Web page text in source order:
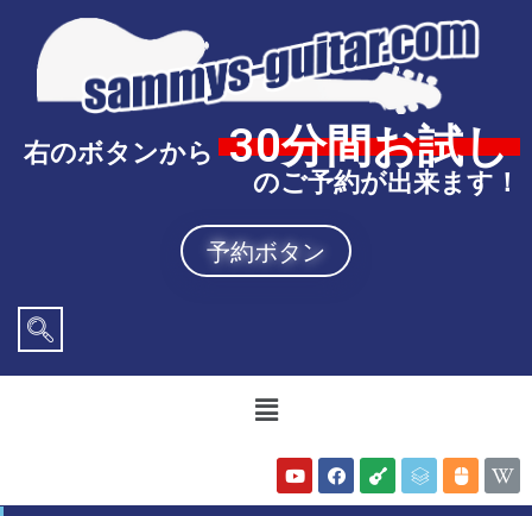
右のボタンから 30分間お試し
のご予約が出来ます！
予約ボタン